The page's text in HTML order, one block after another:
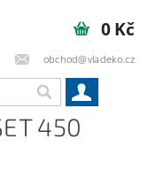
obchod@vladeko.cz
0 Kč
450